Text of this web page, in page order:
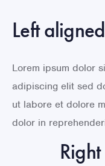
Left
Lorem ipsum dolor
adipiscing elit sed
ut labore et dolore
dolor in